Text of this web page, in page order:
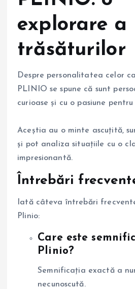
explorare a
trăsăturilor
Despre personalitatea celor
PLINIO se spune că sunt
curioase și cu o pasiune
Aceștia au o minte ascuțită,
și pot analiza situațiile cu o
impresionantă.
Întrebări
Iată câteva întrebări
Plinio:
Care este
Plinio?
Semnificația exactă a
necunoscută.